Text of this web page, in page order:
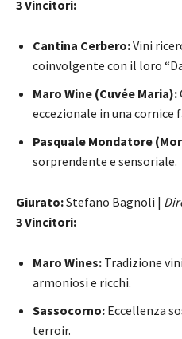
3 Vincitori:
Cantina Cerbero:Vini
coinvolgente con il loro
Maro Wine (Cuvée Maria):
eccezionale in una cornice
Pasquale Mondatore
sorprendente e sensoriale.
Giurato:Stefano Bagnoli |
3 Vincitori:
Maro Wines: Tradizione
armoniosi e ricchi.
Sassocorno: Eccellenza
terroir.